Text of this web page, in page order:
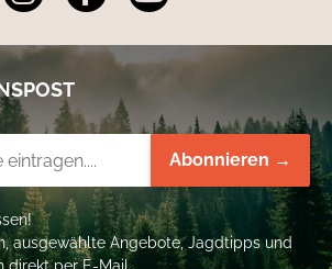
Abonnieren →
ausgewählte Angebote, Jagdtipps und